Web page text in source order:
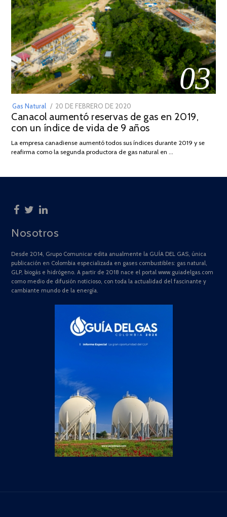
03
Gas Natural
POSTED
ON
20 DE FEBRERO DE 2020
DE
JULIO
2025
Canacol aumentó reservas de gas en 2019,
con un índice de vida de 9 años
La empresa canadiense aumentó todos sus índices durante 2019 y se
reafirma como la segunda productora de gas natural en …
Nosotros
Desde 2014, Grupo Comunicar edita anualmente la GUÍA DEL GAS, única
publicación en Colombia especializada en gases combustibles: gas natural,
GLP, biogás e hidrógeno. A partir de 2018 nace el portal www.guiadelgas.com
como medio de difusión noticioso, con toda la actualidad del fascinante y
cambiante mundo de la energía.